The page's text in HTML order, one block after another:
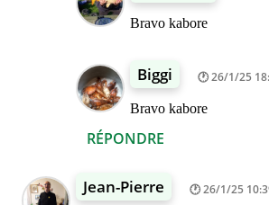
RÉPONDRE
Bravo kabore
Biggi 26/1/25
Bravo kabore
Jean-Pierre 26/1/25